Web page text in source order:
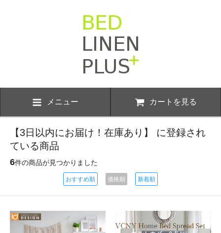
メニュー カートを見る
【3日以内にお届け！在庫あり】 に登録され
ている商品
6件の商品が見つかりました
おすすめ順 価格順 新着順